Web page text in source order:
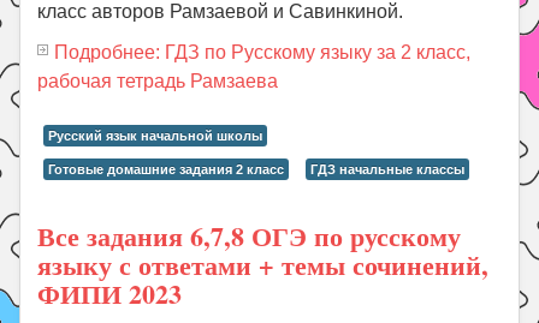
класс авторов Рамзаевой и Савинкиной.
Подробнее: ГДЗ по Русскому языку за 2 класс,
рабочая тетрадь Рамзаева
Русский язык начальной школы
Готовые домашние задания 2 класс ГДЗ начальные классы
Все задания 6,7,8 ОГЭ по русскому
языку с ответами + темы сочинений,
ФИПИ 2023